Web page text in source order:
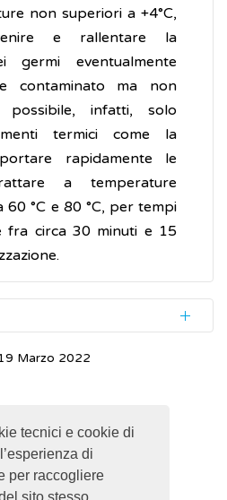
tecnici e cookie di
di
per raccogliere
sito stesso.
non superiori a +4°C,
e rallentare la
germi eventualmente
contaminato ma non
possibile, infatti, solo
termici come la
rapidamente le
a temperature
°C e 80 °C, per tempi
fra circa 30 minuti e 15
n. 852/2004 del
e del Consiglio
alimentari
n. 853/2004 del
e del Consiglio che
in materia di
Marzo 2022